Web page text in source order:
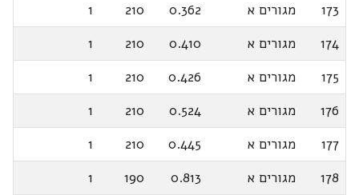
173
מגורים א 0.362
210
1
174
מגורים א 0.410
210
1
175
מגורים א 0.426
210
1
176
מגורים א 0.524
210
1
177
מגורים א 0.445
210
1
178
מגורים א 0.813
190
1